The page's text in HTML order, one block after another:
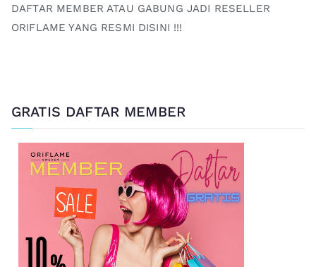
DAFTAR MEMBER ATAU GABUNG JADI RESELLER
ORIFLAME YANG RESMI DISINI !!!
GRATIS DAFTAR MEMBER